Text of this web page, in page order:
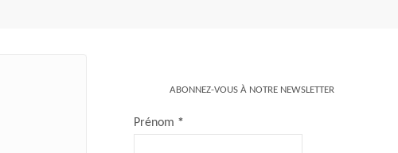
ABONNEZ-VOUS À NOTRE NEWSLETTER
Prénom *